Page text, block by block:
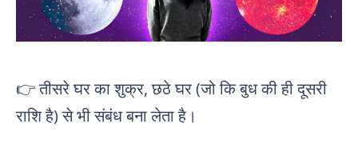
👉 तीसरे घर का शुक्र, छठे घर (जो कि बुध की ही दूसरी
राशि है) से भी संबंध बना लेता है।